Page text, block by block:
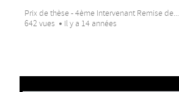
Prix de thèse - 4ème Intervenant Remise de...
642 vues
Il y a 14 années